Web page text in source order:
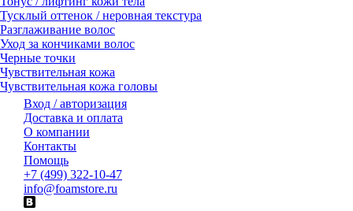
Тусклый оттенок / неровная текстура
Разглаживание волос
Уход за кончиками волос
Черные точки
Чувствительная кожа
Чувствительная кожа головы
Вход / авторизация
Доставка и оплата
О компании
Контакты
Помощь
+7 (499) 322-10-47
info@foamstore.ru